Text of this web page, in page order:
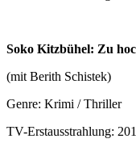
Soko Kitzbühel: Zu
(mit Berith Schistek)
Genre: Krimi / Thriller
TV-Erstausstrahlung: